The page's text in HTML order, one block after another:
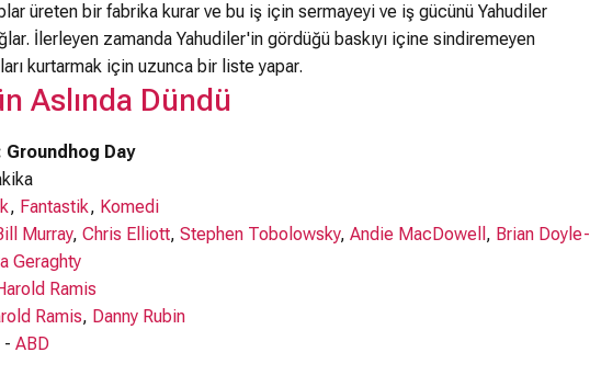
üreten bir fabrika kurar ve bu iş için sermayeyi ve iş gücünü Yahudiler
İlerleyen zamanda Yahudiler'in gördüğü baskıyı içine sindiremeyen
kurtarmak için uzunca bir liste yapar.
Aslında Dündü
Groundhog Day
, Fantastik, Komedi
Murray, Chris Elliott, Stephen Tobolowsky, Andie MacDowell , Brian Doyle-
Geraghty
Ramis
Ramis, Danny Rubin
- ABD